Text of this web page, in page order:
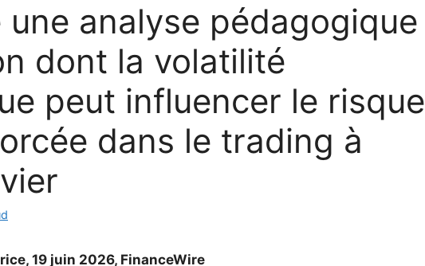
une analyse pédagogique
dont la volatilité
peut influencer le risque
dans le trading à
19 juin 2026, FinanceWire